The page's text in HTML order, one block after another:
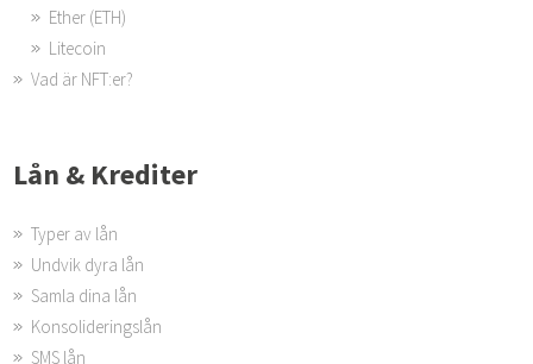
Ether (ETH)
Litecoin
Vad är NFT:er?
Lån & Krediter
Typer av lån
Undvik dyra lån
Samla dina lån
Konsolideringslån
SMS lån